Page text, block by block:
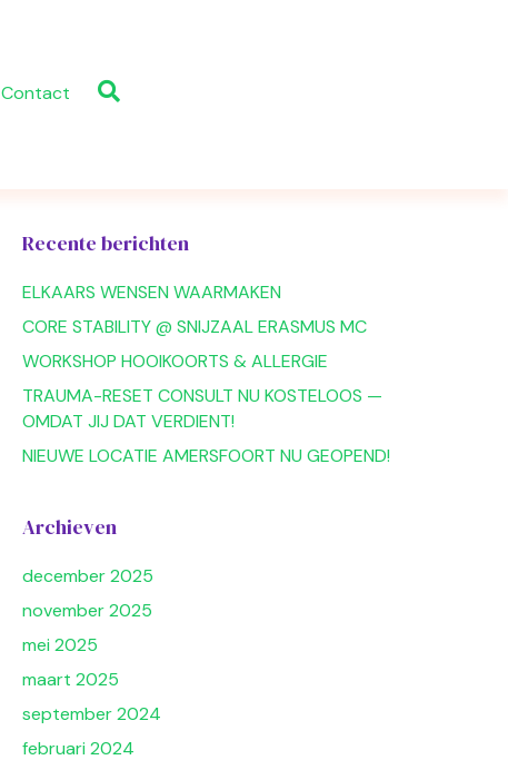
Contact
Recente berichten
ELKAARS WENSEN WAARMAKEN
CORE STABILITY @ SNIJZAAL ERASMUS MC
WORKSHOP HOOIKOORTS & ALLERGIE
TRAUMA-RESET CONSULT NU KOSTELOOS —
OMDAT JIJ DAT VERDIENT!
NIEUWE LOCATIE AMERSFOORT NU GEOPEND!
Archieven
december 2025
november 2025
mei 2025
maart 2025
september 2024
februari 2024